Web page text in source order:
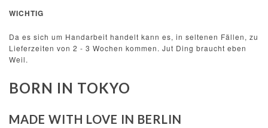
WICHTIG
Da es sich um Handarbeit handelt kann es, in seltenen Fällen, zu
Lieferzeiten von 2 - 3 Wochen kommen. Jut Ding braucht eben
Weil.
BORN IN TOKYO
MADE WITH LOVE IN BERLIN